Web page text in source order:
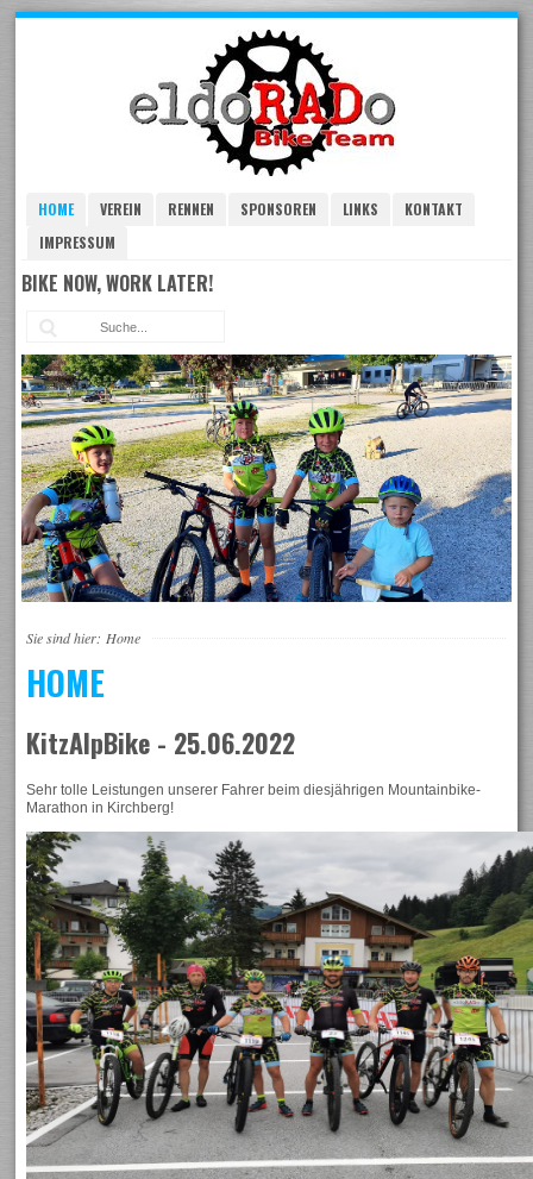
HOME VEREIN RENNEN SPONSOREN LINKS
KONTAKT
IMPRESSUM
BIKE NOW, WORK LATER!
Sie sind hier: Home
HOME
KitzAlpBike - 25.06.2022
Sehr tolle Leistungen unserer Fahrer beim diesjährigen Mountainbike-
Marathon in Kirchberg!